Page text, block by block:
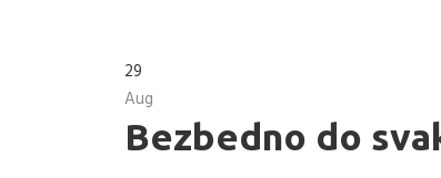
29
Aug
Bezbedno do